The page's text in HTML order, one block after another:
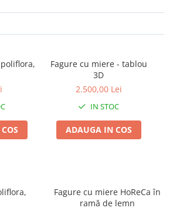
Fagure cu miere - tablou
3D
2.500,00 Lei
IN STOC
ADAUGA IN COS
Fagure cu miere HoReCa în
ramă de lemn